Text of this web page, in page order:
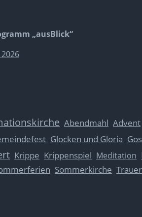
„ausBlick“
Abendmahl Advent
Glocken und Gloria
Krippe Krippenspiel Meditation
Sommerkirche Trauer